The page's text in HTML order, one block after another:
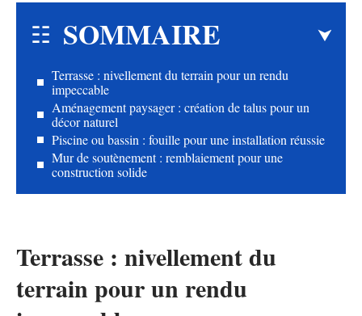
SOMMAIRE
Terrasse : nivellement du terrain pour un rendu
impeccable
Aménagement paysager : création de talus pour un
décor naturel
Piscine ou bassin : fouille pour une installation réussie
Mur de soutènement : remblaiement pour une
construction solide
Terrasse : nivellement du
terrain pour un rendu